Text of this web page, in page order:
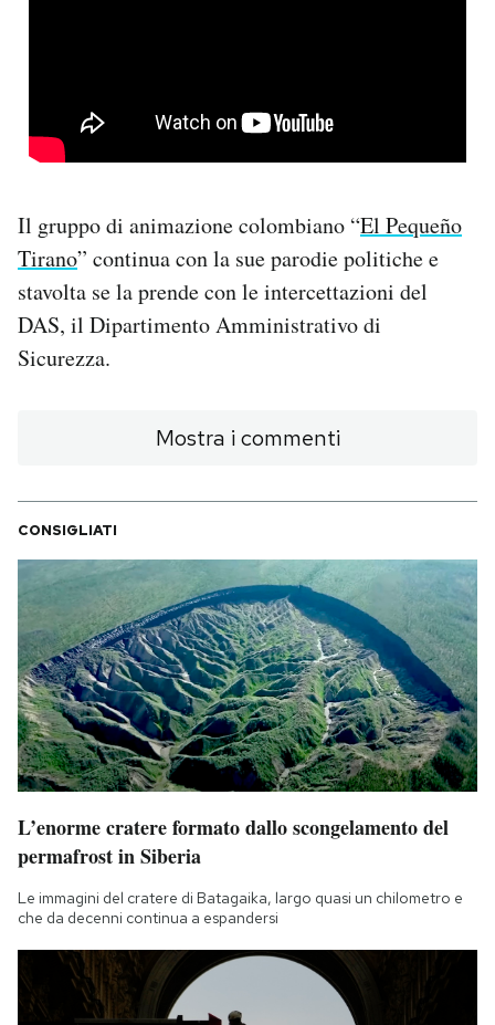
NEWSLETTER
SHOP
CALENDARIO
Regala il Post
Hai bisogno di aiuto?
Il gruppo di animazione colombiano “El Pequeño
Tirano” continua con la sue parodie politiche e
stavolta se la prende con le intercettazioni del
DAS, il Dipartimento Amministrativo di
Sicurezza.
Mostra i commenti
CONSIGLIATI
L’enorme cratere formato dallo scongelamento del
permafrost in Siberia
Le immagini del cratere di Batagaika, largo quasi un chilometro e
che da decenni continua a espandersi